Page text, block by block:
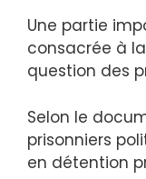
Une partie
consacrée à
question des
Selon le
prisonniers
en détention